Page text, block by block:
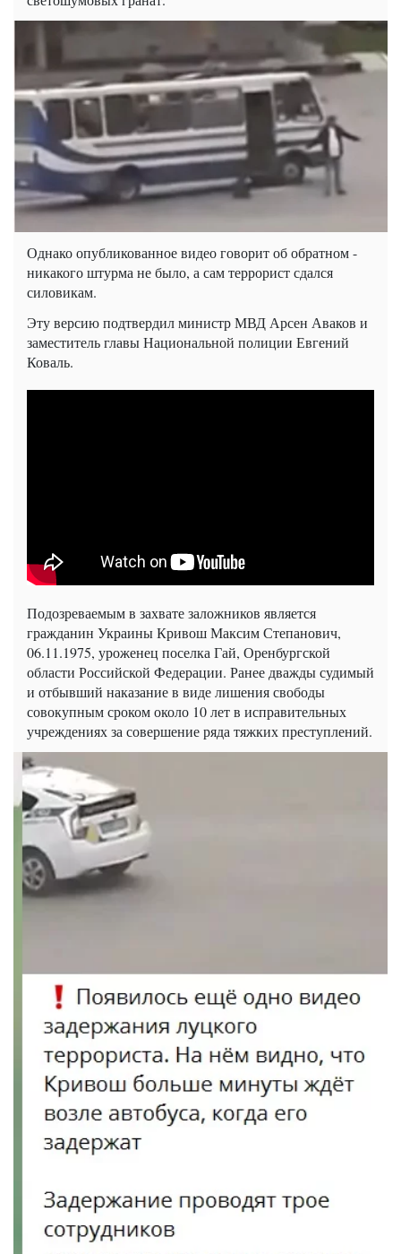
Однако опубликованное видео говорит об обратном -
никакого штурма не было, а сам террорист сдался
силовикам.
Эту версию подтвердил министр МВД Арсен Аваков и
заместитель главы Национальной полиции Евгений
Коваль.
Подозреваемым в захвате заложников является
гражданин Украины Кривош Максим Степанович,
06.11.1975, уроженец поселка Гай, Оренбургской
области Российской Федерации. Ранее дважды судимый
и отбывший наказание в виде лишения свободы
совокупным сроком около 10 лет в исправительных
учреждениях за совершение ряда тяжких преступлений.